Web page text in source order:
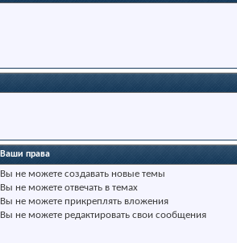
Ваши права
Вы не можете создавать новые темы
Вы не можете отвечать в темах
Вы не можете прикреплять вложения
Вы не можете редактировать свои сообщения